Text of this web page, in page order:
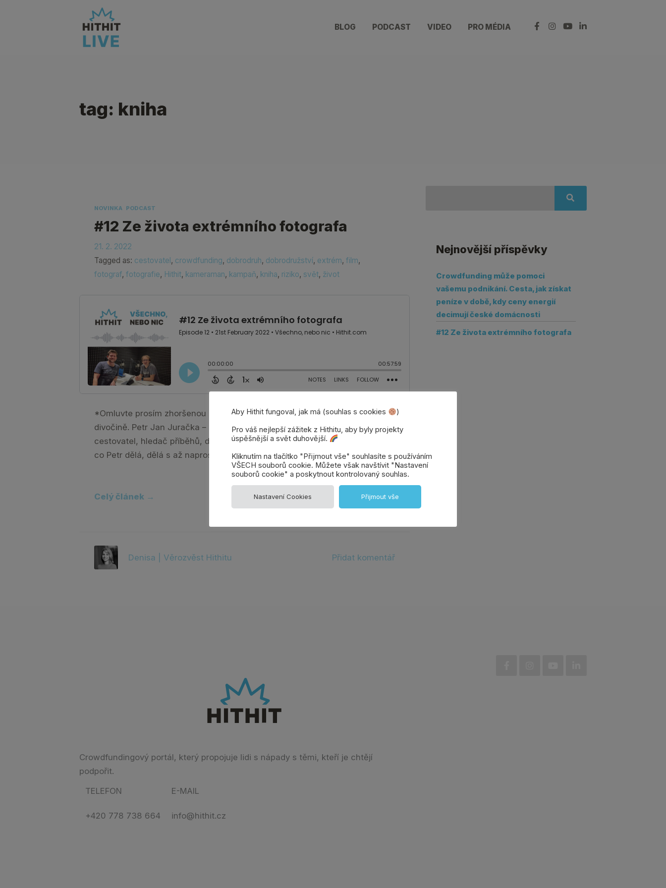
BLOG PODCAST VIDEO PRO MÉDIA
tag: kniha
NOVINKA PODCAST
#12 Ze života extrémního fotografa
21. 2. 2022
Tagged as: cestovatel, crowdfunding, dobrodruh, dobrodružství, extrém, film,
fotograf, fotografie, Hithit, kameraman, kampaň, kniha, riziko, svět, život
*Omluvte prosím zhoršenou kvalitu zvuku v tomto díle.* Vítejte v Petrově
divočině. Petr Jan Juračka – přírodovědec, extrémní fotograf, kameraman,
cestovatel, hledač příběhů, dobrodruh, popularizátor přírodních věd. Vše,
co Petr dělá, dělá s až naprosto...
Celý článek →
Přidat komentář
Denisa | Věrozvěst Hithitu
Nejnovější příspěvky
Crowdfunding může pomoci
vašemu podnikání. Cesta, jak získat
peníze v době, kdy ceny energií
decimují české domácnosti
#12 Ze života extrémního fotografa
Crowdfundingový portál, který propojuje lidi s nápady s těmi, kteří je chtějí
podpořit.
TELEFON
E-MAIL
+420 778 738 664 info@hithit.cz
Aby Hithit fungoval, jak má (souhlas s cookies
)
Pro váš nejlepší zážitek z Hithitu, aby byly projekty
úspěšnější a svět duhovější.
Kliknutím na tlačítko "Přijmout vše" souhlasíte s používáním
VŠECH souborů cookie. Můžete však navštívit "Nastavení
souborů cookie" a poskytnout kontrolovaný souhlas.
Nastavení Cookies Přijmout vše